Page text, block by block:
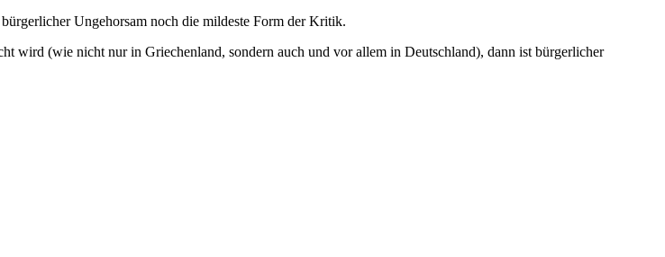
Ungehorsam noch die mildeste Form der Kritik.
wird (wie nicht nur in Griechenland, sondern auch und vor allem in Deutschland), dann ist bürgerlicher